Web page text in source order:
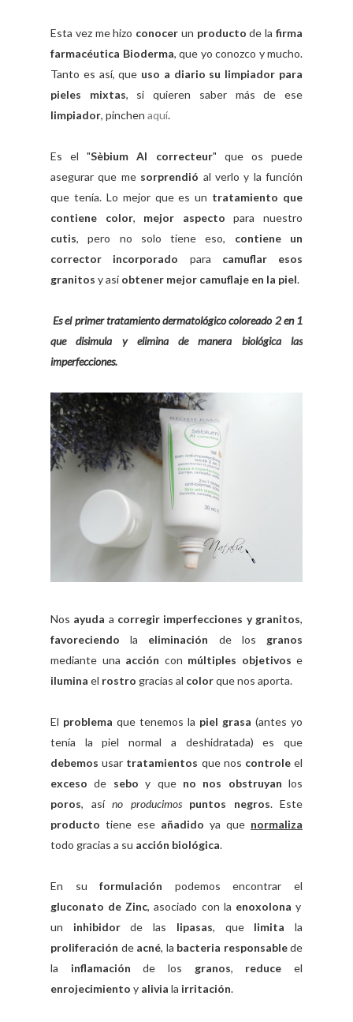
Esta vez me hizo conocer un producto de lafirma
farmacéutica Bioderma, que yo conozco y mucho.
Tanto es así, que uso a diario su limpiador para
pieles mixtas, si quieren saber más de ese
limpiador, pinchen aquí.
Es el "Sèbium Al correcteur" que os puede
asegurar que me sorprendió al verlo y la función
que tenía. Lo mejor que es un tratamiento que
contiene color, mejor aspecto para nuestro
cutis, pero no solo tiene eso, contiene un
corrector incorporado para camuflar esos
granitos y asíobtener mejor camuflaje en la piel.
Es el primer tratamiento dermatológico coloreado 2 en 1
que disimula y elimina de manera biológica las
imperfecciones.
Nos ayuda a corregir imperfecciones y granitos,
favoreciendo la eliminación de los granos
mediante una acción con múltiples objetivos e
ilumina el rostro gracias al colorque nos aporta.
El problema que tenemos la piel grasa (antes yo
tenía la piel normal a deshidratada) es que
debemosusar tratamientos que nos controleel
excesode sebo y queno nos obstruyan los
poros, así no producimos puntos negros. Este
producto tiene ese añadido ya que normaliza
todo gracias a su acción biológica.
En su formulación podemos encontrar el
gluconato de Zinc, asociado con la enoxolona y
un inhibidorde las lipasas, que limita la
proliferación de acné, la bacteria responsablede
la inflamación de los granos, reduceel
enrojecimiento y alivia la irritación.